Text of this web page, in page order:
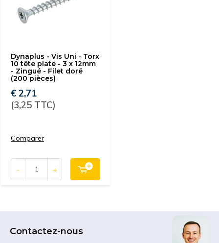
Dynaplus - Vis Uni - Torx
10 tête plate - 3 x 12mm
- Zingué - Filet doré
(200 pièces)
€ 2,71
(3,25 TTC)
Comparer
- +
Contactez-nous